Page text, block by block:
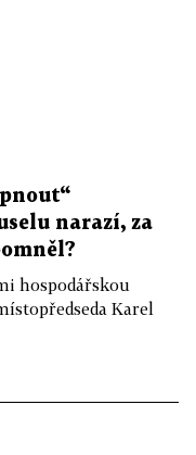
narazí, za
hospodářskou
Karel